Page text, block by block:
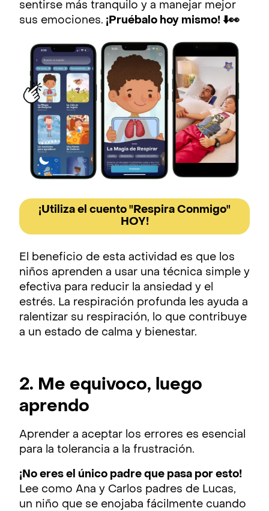
sentirse más tranquilo y a manejar mejor
sus emociones. ¡Pruébalo hoy mismo! ⬇️👀
¡Utiliza el cuento "Respira Conmigo"
HOY!
El beneficio de esta actividad es que los
niños aprenden a usar una técnica simple y
efectiva para reducir la ansiedad y el
estrés. La respiración profunda les ayuda a
ralentizar su respiración, lo que contribuye
a un estado de calma y bienestar.
2. Me equivoco, luego
aprendo
Aprender a aceptar los errores es esencial
para la tolerancia a la frustración.
¡No eres el único padre que pasa por esto!
Lee como Ana y Carlos padres de Lucas,
un niño que se enojaba fácilmente cuando